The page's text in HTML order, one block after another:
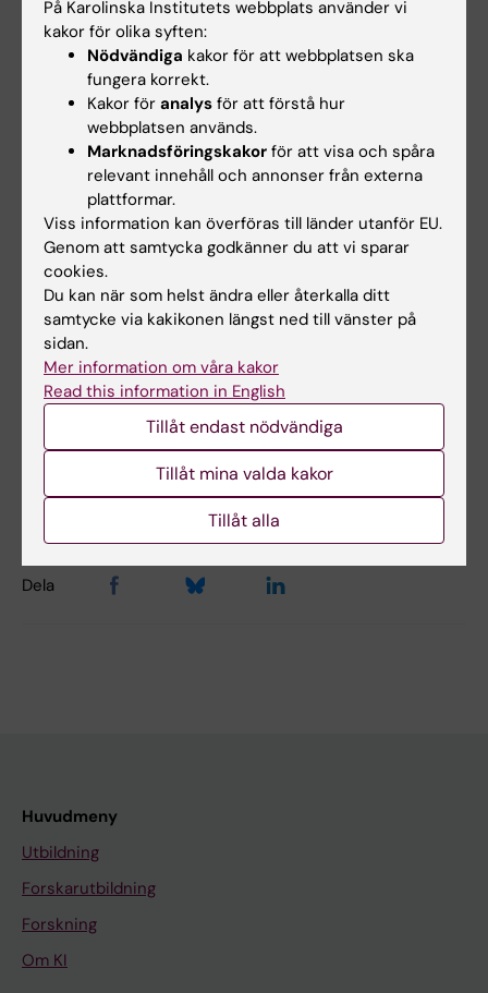
Forskningsområden:
Basal cancerforskning
Biomaterialvetenskap
Cell- och molekylärbiologi
Hematologi
Medicinsk bioteknologi (Inriktn. mot cellbiologi (inkl.
stamcellsbiologi), molekylärbiologi, mikrobiologi,
biokemi eller biofarmaci)
Forskningsämnen:
Akut myeloisk leukemi
Blod
Hematologi
Hematopoes
Inducerade pluripotenta stamceller
Vanessa Lundin
Karin Vikström
Sidan uppdaterad:2026-08-08
Dela
Huvudmeny
Utbildning
Forskarutbildning
Forskning
Om KI
På Karolinska Institutets webbplats använder vi
kakor för olika syften:
Nödvändiga kakor för att webbplatsen ska
fungera korrekt.
Kakor för analys för att förstå hur
webbplatsen används.
Marknadsföringskakor för att visa och spåra
relevant innehåll och annonser från externa
plattformar.
Viss information kan överföras till länder utanför EU.
Genom att samtycka godkänner du att vi sparar
cookies.
Du kan när som helst ändra eller återkalla ditt
samtycke via kakikonen längst ned till vänster på
sidan.
Mer information om våra kakor
Read this information in English
Tillåt endast nödvändiga
Tillåt mina valda kakor
Tillåt alla